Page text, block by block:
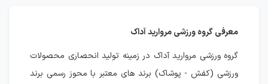
معرفی گروه ورزشی مروارید آداک
گروه ورزشی مروارید آداک در زمینه تولید انحصاری محصولات
ورزشی (کفش - پوشاک) برند های معتبر با محوز رسمی برند